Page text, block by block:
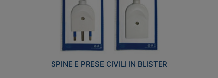
SPINE E PRESE CIVILI IN BLISTER